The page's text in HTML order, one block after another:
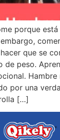
porque
que se
de peso.
por una
[…]